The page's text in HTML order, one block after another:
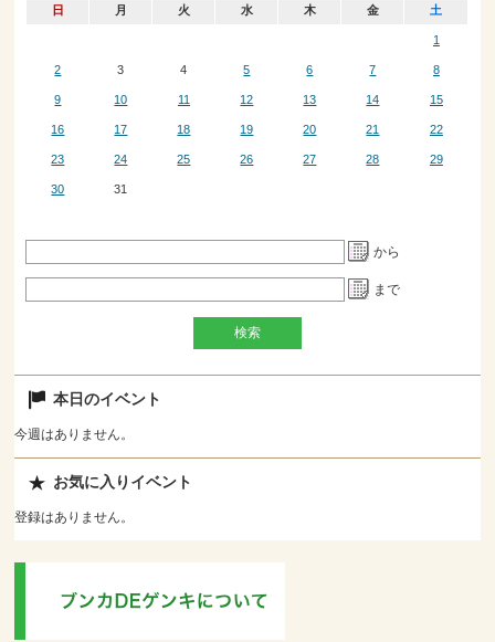
日 月 火 水 木 金 土
1
2 3 4 5 6 7 8
9 10 11 12 13 14 15
16 17 18 19 20 21 22
23 24 25 26 27 28 29
30 31
から
まで
本日のイベント
今週はありません。
お気に入りイベント
登録はありません。